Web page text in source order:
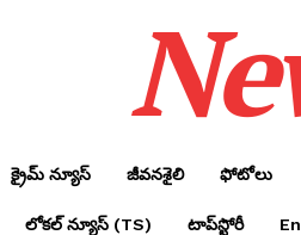
క్రైమ్ న్యూస్‌ జీవనశైలి ఫోటోలు
లోక‌ల్ న్యూస్‌ (TS) టాప్‌స్టోరీ